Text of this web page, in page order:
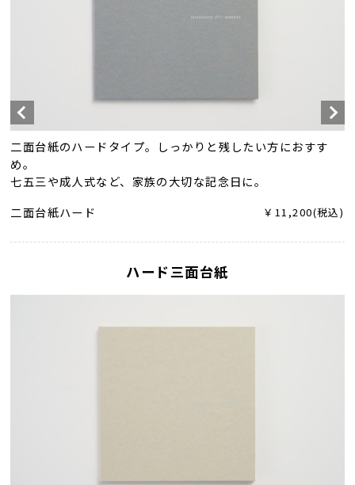
二面台紙のハードタイプ。しっかりと残したい方におすす
め。
七五三や成人式など、家族の大切な記念日に。
二面台紙ハード ￥11,200(税込)
ハード三面台紙